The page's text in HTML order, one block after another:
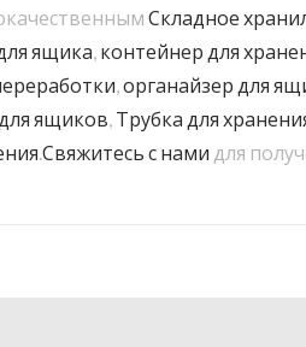
Складное
ящика, контейнер для
,органайзер для
ящиков, Трубка для
.Свяжитесь с нами для